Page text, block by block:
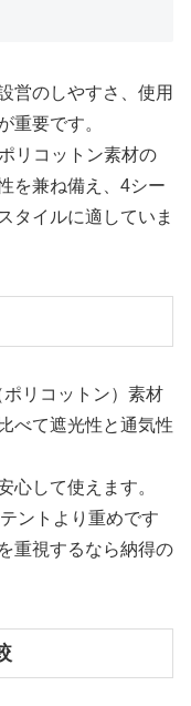
営のしやすさ、使用
重要です。
リコットン素材の
を兼ね備え、4シー
タイルに適していま
リコットン）素材
べて遮光性と通気性
心して使えます。
ントより重めです
重視するなら納得の